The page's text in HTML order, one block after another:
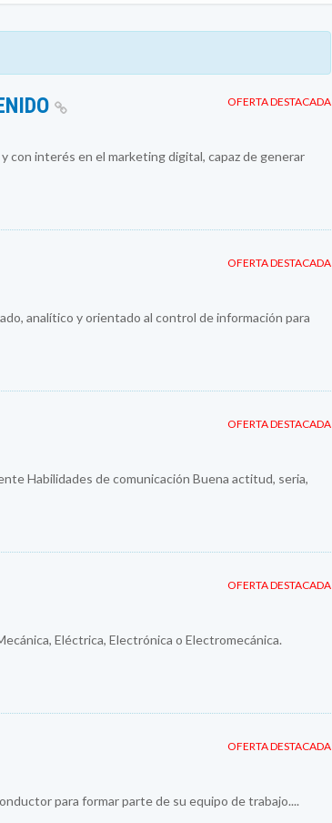
OFERTA DESTACADA
con interés en el marketing digital, capaz de generar
OFERTA DESTACADA
analítico y orientado al control de información para
OFERTA DESTACADA
Habilidades de comunicación Buena actitud, seria,
OFERTA DESTACADA
Eléctrica, Electrónica o Electromecánica.
OFERTA DESTACADA
para formar parte de su equipo de trabajo....